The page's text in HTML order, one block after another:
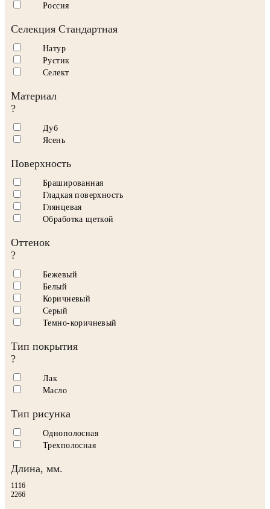
Россия
Селекция Стандартная
Натур
Рустик
Селект
Материал
?
Дуб
Ясень
Поверхность
Брашированная
Гладкая поверхность
Глянцевая
Обработка щеткой
Оттенок
?
Бежевый
Белый
Коричневый
Серый
Темно-коричневый
Тип покрытия
?
Лак
Масло
Тип рисунка
Однополосная
Трехполосная
Длина, мм.
1116
2266